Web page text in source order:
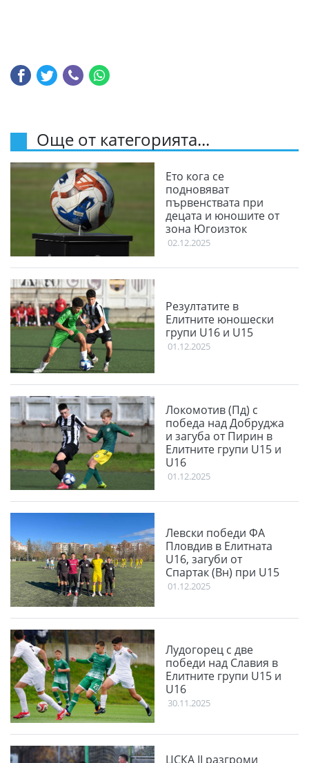
Още от категорията...
Ето кога се
подновяват
първенствата при
децата и юношите от
зона Югоизток
02.12.2025
Резултатите в
Елитните юношески
групи U16 и U15
01.12.2025
Локомотив (Пд) с
победа над Добруджа
и загуба от Пирин в
Елитните групи U15 и
U16
01.12.2025
Левски победи ФА
Пловдив в Елитната
U16, загуби от
Спартак (Вн) при U15
01.12.2025
Лудогорец с две
победи над Славия в
Елитните групи U15 и
U16
30.11.2025
ЦСКА II разгроми